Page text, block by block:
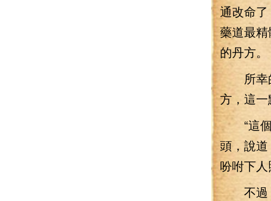
通改命
藥道最
的丹方。
所幸的
方，這一
“這個我
頭，說道
吩咐下人
不過，